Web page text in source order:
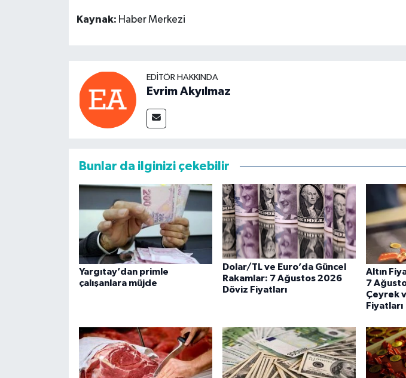
Kaynak: Haber Merkezi
EDITÖR HAKKINDA
Evrim Akyılmaz
Bunlar da ilginizi çekebilir
Yargıtay’dan primle
çalışanlara müjde
Dolar/TL ve Euro’da Güncel
Rakamlar: 7 Ağustos 2026
Döviz Fiyatları
Altın
7
Çeyrek
Fiyatları